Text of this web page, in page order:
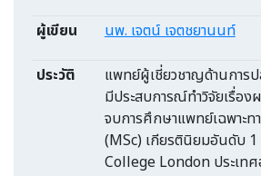
ผู้เขียน นพ. เจตน์ เจตชยานนท์
ประวัติ
แพทย์ผู้เชี่ยวชาญด้านการ
มีประสบการณ์ทำวิจัยเรื่อง
จบการศึกษาแพทย์เฉพาะท
(MSc) เกียรตินิยมอันดับ
College London ประเท